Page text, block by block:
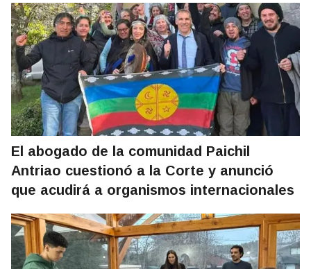
El abogado de la comunidad Paichil
Antriao cuestionó a la Corte y anunció
que acudirá a organismos internacionales